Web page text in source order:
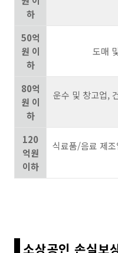
하
50억
원 이
하
도매
80억
원 이
하
운수 및 창고업,
120
억원
이하
식료품/음료 제
소상공인 손실보